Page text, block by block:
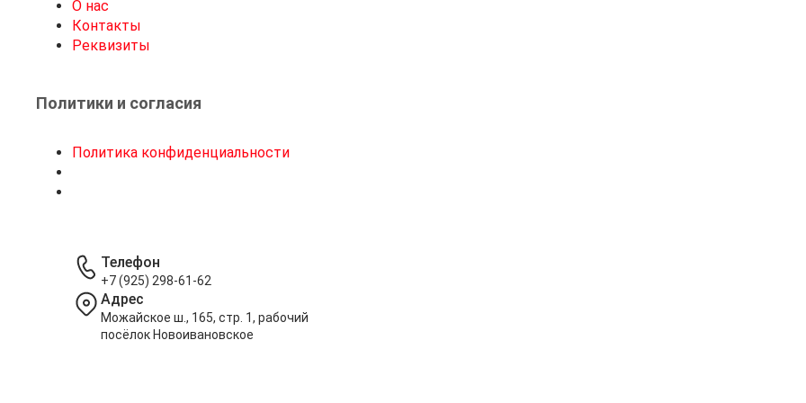
О нас
Контакты
Реквизиты
Политики и согласия
Политика конфиденциальности
Телефон
+7 (925) 298-61-62
Адрес
Можайское ш., 165, стр. 1, рабочий
посёлок Новоивановское